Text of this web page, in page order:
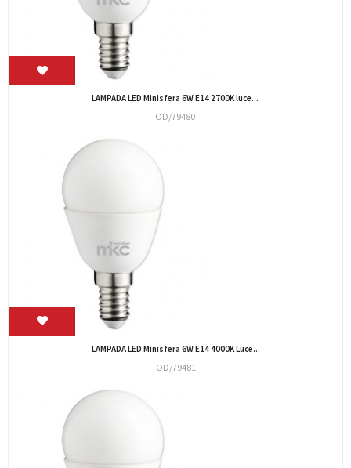
LAMPADA LED Minisfera 6W E14 2700K luce...
OD/79480
LAMPADA LED Minisfera 6W E14 4000K Luce...
OD/79481